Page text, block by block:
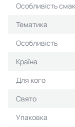
Особливість
Тематика
Особливість
Країна
Для кого
Свято
Упаковка